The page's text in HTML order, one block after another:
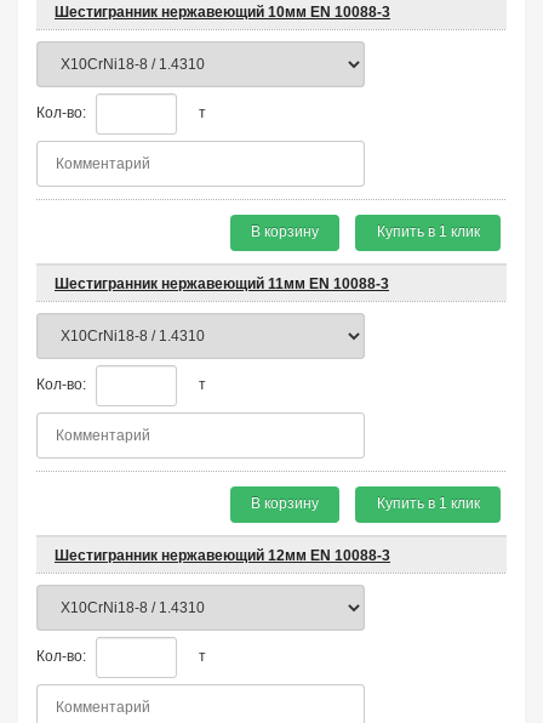
Шестигранник нержавеющий 10мм EN 10088-3
Кол-во: т
В корзину Купить в 1 клик
Шестигранник нержавеющий 11мм EN 10088-3
Кол-во: т
В корзину Купить в 1 клик
Шестигранник нержавеющий 12мм EN 10088-3
Кол-во: т